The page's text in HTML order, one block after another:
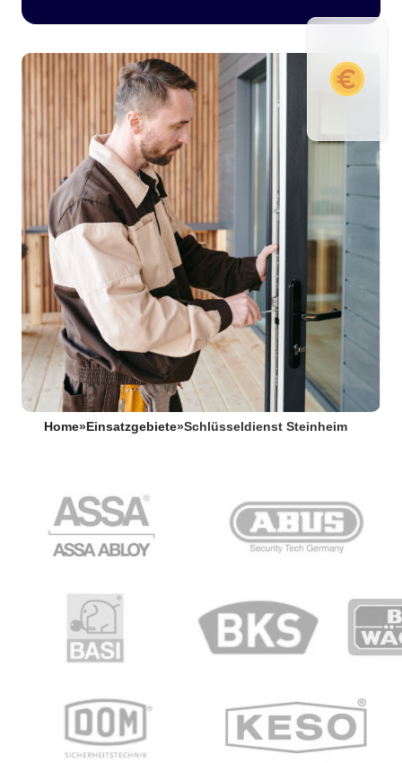
Home» Einsatzgebiete»Schlüsseldienst Steinheim